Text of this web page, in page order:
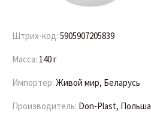
Штрих-код: 5905907205839
Масса: 140 г
Импортер: Живой мир, Беларусь
Производитель: Don-Plast, Польша